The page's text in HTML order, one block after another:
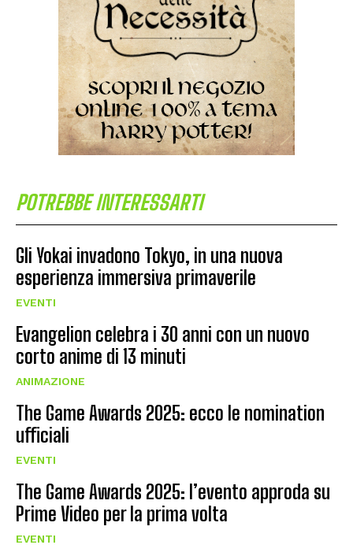
POTREBBE INTERESSARTI
Gli Yokai invadono Tokyo, in una nuova
esperienza immersiva primaverile
EVENTI
Evangelion celebra i 30 anni con un nuovo
corto anime di 13 minuti
ANIMAZIONE
The Game Awards 2025: ecco le nomination
ufficiali
EVENTI
The Game Awards 2025: l’evento approda su
Prime Video per la prima volta
EVENTI